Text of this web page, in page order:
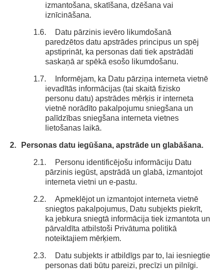
izmantošana, skatīšana, dzēšana vai
iznīcināšana.
1.6.
Datu pārzinis ievēro likumdošanā
paredzētos datu apstrādes principus un spēj
apstiprināt, ka personas dati tiek apstrādāti
saskaņā ar spēkā esošo likumdošanu.
1.7.
Informējam, ka Datu pārziņa interneta vietnē
ievadītās informācijas (tai skaitā fizisko
personu datu) apstrādes mērķis ir interneta
vietnē norādīto pakalpojumu sniegšana un
palīdzības sniegšana interneta vietnes
lietošanas laikā.
2. Personas datu iegūšana, apstrāde un glabāšana.
2.1.
Personu identificējošu informāciju Datu
pārzinis iegūst, apstrādā un glabā, izmantojot
interneta vietni un e-pastu.
2.2.
Apmeklējot un izmantojot interneta vietnē
sniegtos pakalpojumus, Datu subjekts piekrīt,
ka jebkura sniegtā informācija tiek izmantota un
pārvaldīta atbilstoši Privātuma politikā
noteiktajiem mērķiem.
2.3.
Datu subjekts ir atbildīgs par to, lai iesniegtie
personas dati būtu pareizi, precīzi un pilnīgi.